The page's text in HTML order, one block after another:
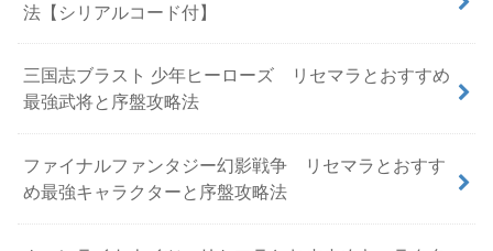
法【シリアルコード付】
三国志ブラスト 少年ヒーローズ リセマラとおすすめ
最強武将と序盤攻略法
ファイナルファンタジー幻影戦争 リセマラとおすす
め最強キャラクターと序盤攻略法